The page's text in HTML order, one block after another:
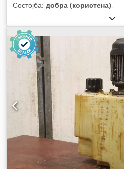
Состојба: добра (користена),